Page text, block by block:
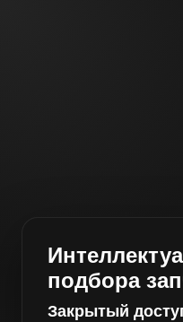
подбора
Закрытый